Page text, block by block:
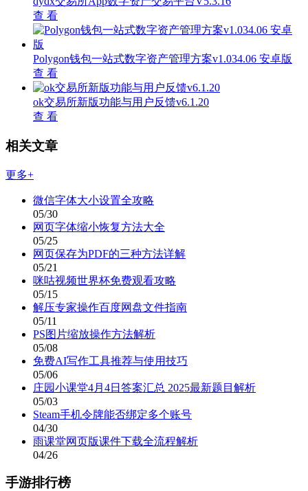
查 看
Polygon钱包一站式数字资产管理方案v1.034.06 安卓版
查 看
ok交易所新版功能与用户反馈v6.1.20
查 看
相关文章
更多+
微信字体大小设置全攻略
05/30
网页字体缩小恢复方法大全
05/25
网页保存为PDF的三种方法详解
05/21
咪咕视频世界杯免费观看攻略
05/15
解压专家操作百度网盘文件指南
05/11
PS图片缩放操作方法解析
05/08
免费AI写作工具推荐与使用技巧
05/06
庄园小课堂4月4日答案汇总 2025最新题目解析
05/03
Steam手机令牌能否绑定多个账号
04/30
雨课堂网页版课件下载全流程解析
04/26
手游排行榜